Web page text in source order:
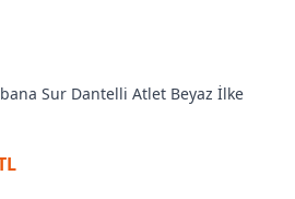
Sur Dantelli Atlet Beyaz İlke